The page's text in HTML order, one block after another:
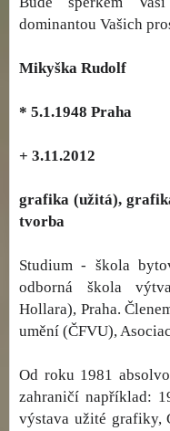
dominantou Vašich
Mikyška Rudolf
* 5.1.1948 Praha
+ 3.11.2012
grafika (užitá),
tvorba
Studium - škola
odborná škola
Hollara), Praha.
umění (ČFVU),
Od roku 1981
zahraničí například:
výstava užité grafiky,